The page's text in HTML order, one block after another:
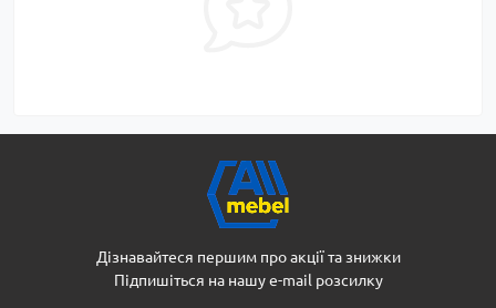
Дізнавайтеся першим про акції та знижки
Підпишіться на нашу e-mail розсилку